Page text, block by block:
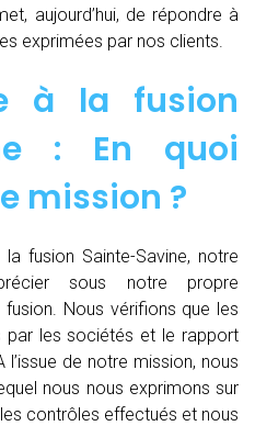
aujourd’hui, de répondre à
exprimées par nos clients.
à la fusion
: En quoi
mission ?
fusion Sainte-Savine, notre
sous notre propre
fusion. Nous vérifions que les
par les sociétés et le rapport
l’issue de notre mission, nous
nous nous exprimons sur
contrôles effectués et nous